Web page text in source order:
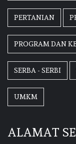
PERTANIAN
PROGRAM DAN
SERBA - SERBI
UMKM
ALAMAT